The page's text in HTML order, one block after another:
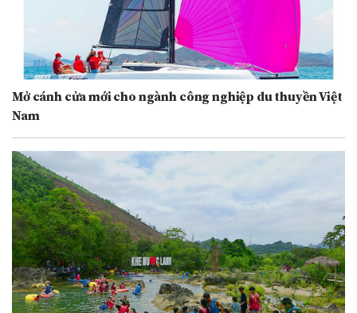
Mở cánh cửa mới cho ngành công nghiệp du thuyền Việt
Nam